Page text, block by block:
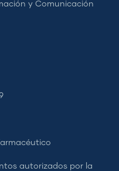
y Comunicación
autorizados por la